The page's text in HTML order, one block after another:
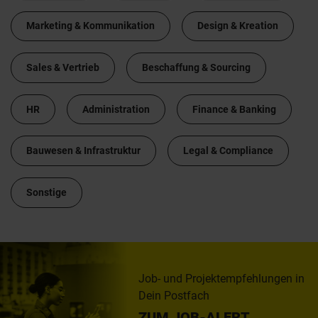
Marketing & Kommunikation Design & Kreation
Sales & Vertrieb Beschaffung & Sourcing
HR Administration Finance & Banking
Bauwesen & Infrastruktur Legal & Compliance
Sonstige
Job- und Projektempfehlungen in
Dein Postfach